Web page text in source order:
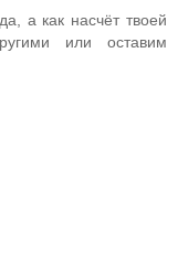
а как насчёт твоей
или оставим